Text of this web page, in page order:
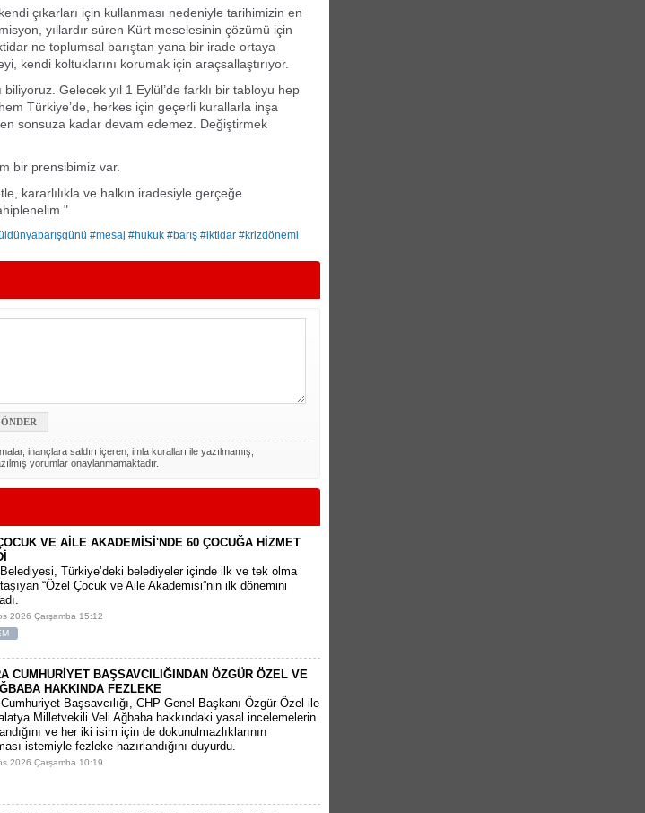
çıkarları için kullanması nedeniyle tarihimizin en
yıllardır süren Kürt meselesinin çözümü için
ne toplumsal barıştan yana bir irade ortaya
kendi koltuklarını korumak için araçsallaştırıyor.
Gelecek yıl 1 Eylül’de farklı bir tabloyu hep
Türkiye’de, herkes için geçerli kurallarla inşa
sonsuza kadar devam edemez. Değiştirmek
bir prensibimiz var.
kararlılıkla ve halkın iradesiyle gerçeğe
#mesaj #hukuk #barış #iktidar #krizdönemi
inançlara saldırı içeren, imla kuralları ile yazılmamış,
yorumlar onaylanmamaktadır.
VE AİLE AKADEMİSİ'NDE 60 ÇOCUĞA HİZMET
Türkiye’deki belediyeler içinde ilk ve tek olma
“Özel Çocuk ve Aile Akademisi”nin ilk dönemini
2026 Çarşamba 15:12
CUMHURİYET BAŞSAVCILIĞINDAN ÖZGÜR ÖZEL VE
HAKKINDA FEZLEKE
Başsavcılığı, CHP Genel Başkanı Özgür Özel ile
Milletvekili Veli Ağbaba hakkındaki yasal incelemelerin
ve her iki isim için de dokunulmazlıklarının
istemiyle fezleke hazırlandığını duyurdu.
2026 Çarşamba 10:19